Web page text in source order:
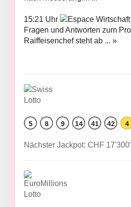
15:21 Uhr
Fragen und Antworten zum
Raiffeisenchef steht ab ... »
5 8 9 14 41 42 4
Nächster Jackpot: CHF